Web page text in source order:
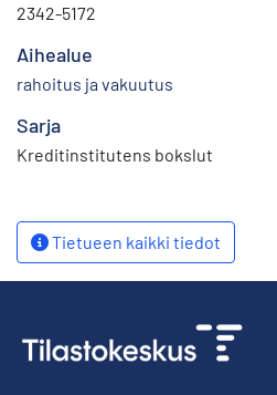
2342-5172
Aihealue
rahoitus ja vakuutus
Sarja
Kreditinstitutens bokslut
Tietueen kaikki tiedot